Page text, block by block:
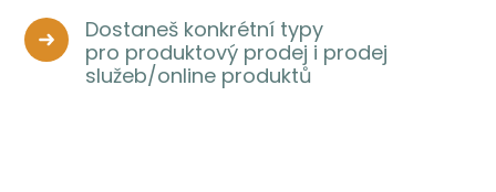
Dostaneš konkrétní typy
pro produktový prodej i prodej
služeb/online produktů